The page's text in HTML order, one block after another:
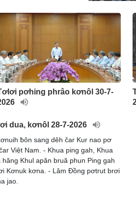
pơhing phrâo kơnôl 30-7-
dua, kơnôl 28-7-2026
ƀôn sang dêh čar Kur nao pơ
Việt Nam. - Khua ping gah, Khua
Khul apăn bruă phun Ping gah
Kơnuk kơna. - Lâm Đồng pơtrut brơi
jao.